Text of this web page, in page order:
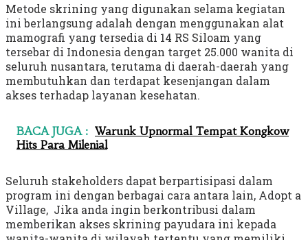
Metode skrining yang digunakan selama kegiatan
ini berlangsung adalah dengan menggunakan alat
mamografi yang tersedia di 14 RS Siloam yang
tersebar di Indonesia dengan target 25.000 wanita di
seluruh nusantara, terutama di daerah-daerah yang
membutuhkan dan terdapat kesenjangan dalam
akses terhadap layanan kesehatan.
BACA JUGA : Warunk Upnormal Tempat Kongkow
Hits Para Milenial
Seluruh stakeholders dapat berpartisipasi dalam
program ini dengan berbagai cara antara lain, Adopt a
Village, Jika anda ingin berkontribusi dalam
memberikan akses skrining payudara ini kepada